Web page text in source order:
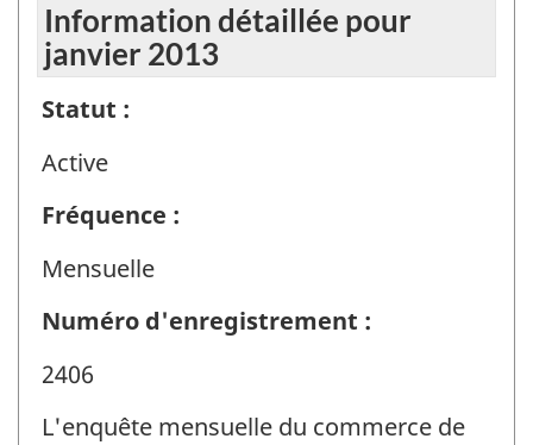
Information détaillée pour
janvier 2013
Statut :
Active
Fréquence :
Mensuelle
Numéro d'enregistrement :
2406
L'enquête mensuelle du commerce de